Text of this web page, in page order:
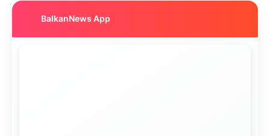
BalkanNews App